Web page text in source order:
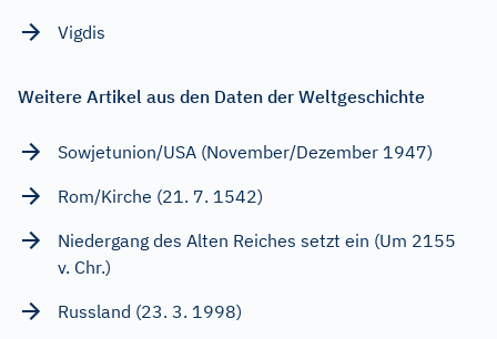
Vigdis
Weitere Artikel aus den Daten der Weltgeschichte
Sowjetunion/USA (November/Dezember 1947)
Rom/Kirche (21. 7. 1542)
Niedergang des Alten Reiches setzt ein (Um 2155
v. Chr.)
Russland (23. 3. 1998)